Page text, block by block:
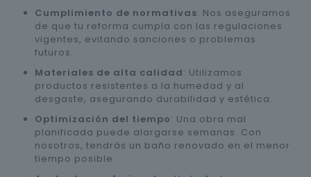
Cumplimiento de normativas: Nos aseguramos
de que tu reforma cumpla con las regulaciones
vigentes, evitando sanciones o problemas
futuros.
Materiales de alta calidad: Utilizamos
productos resistentes a la humedad y al
desgaste, asegurando durabilidad y estética.
Optimización del tiempo: Una obra mal
planificada puede alargarse semanas. Con
nosotros, tendrás un baño renovado en el menor
tiempo posible.